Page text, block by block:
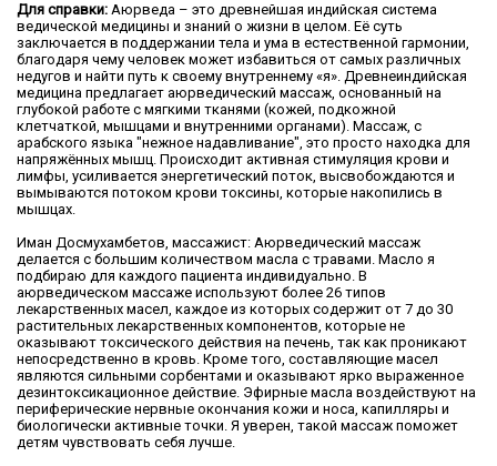
Для справки: Аюрведа – это древнейшая индийская система
ведической медицины и знаний о жизни в целом. Её суть
заключается в поддержании тела и ума в естественной гармонии,
благодаря чему человек может избавиться от самых различных
недугов и найти путь к своему внутреннему «я». Древнеиндийская
медицина предлагает аюрведический массаж, основанный на
глубокой работе с мягкими тканями (кожей, подкожной
клетчаткой, мышцами и внутренними органами). Массаж, с
арабского языка "нежное надавливание", это просто находка для
напряжённых мышц. Происходит активная стимуляция крови и
лимфы, усиливается энергетический поток, высвобождаются и
вымываются потоком крови токсины, которые накопились в
мышцах.
Иман Досмухамбетов, массажист: Аюрведический массаж
делается с большим количеством масла с травами. Масло я
подбираю для каждого пациента индивидуально. В
аюрведическом массаже используют более 26 типов
лекарственных масел, каждое из которых содержит от 7 до 30
растительных лекарственных компонентов, которые не
оказывают токсического действия на печень, так как проникают
непосредственно в кровь. Кроме того, составляющие масел
являются сильными сорбентами и оказывают ярко выраженное
дезинтоксикационное действие. Эфирные масла воздействуют на
периферические нервные окончания кожи и носа, капилляры и
биологически активные точки. Я уверен, такой массаж поможет
детям чувствовать себя лучше.